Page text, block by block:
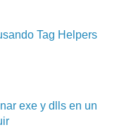
Tag Helpers
exe y dlls en un